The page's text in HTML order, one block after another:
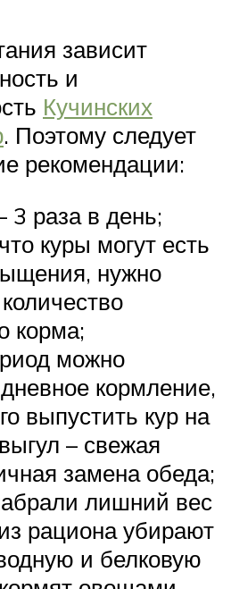
зависит
и
Кучинских
. Поэтому следует
рекомендации:
3 раза в день;
куры могут есть
нужно
корма;
можно
кормление,
выпустить кур на
– свежая
замена обеда;
лишний вес
рациона убирают
и белковую